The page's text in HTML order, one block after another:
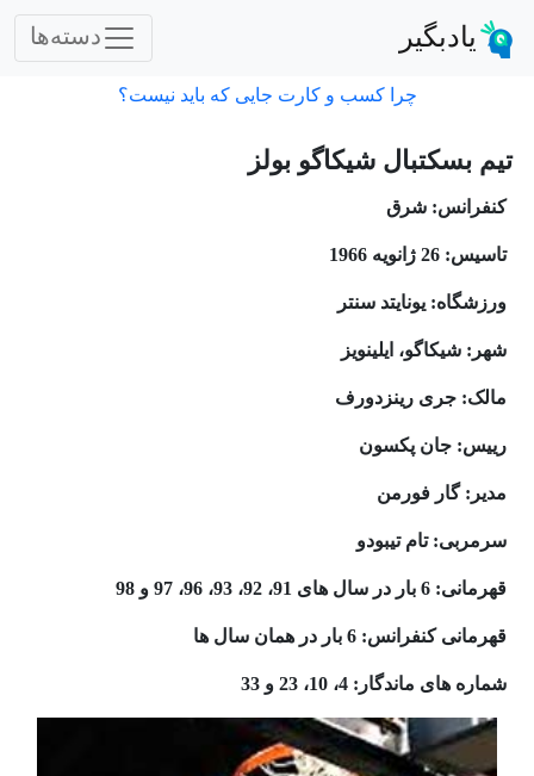
یادبگیر دسته‌ها
چرا کسب و کارت جایی که باید نیست؟
تیم بسکتبال شیکاگو بولز
کنفرانس: شرق
تاسیس: 26 ژانویه 1966
ورزشگاه: یونایتد سنتر
شهر: شیکاگو، ایلینویز
مالک: جری رینزدورف
رییس: جان پکسون
مدیر: گار فورمن
سرمربی: تام تیبودو
قهرمانی: 6 بار در سال های 91، 92، 93، 96، 97 و 98
قهرمانی کنفرانس: 6 بار در همان سال ها
شماره های ماندگار: 4، 10، 23 و 33